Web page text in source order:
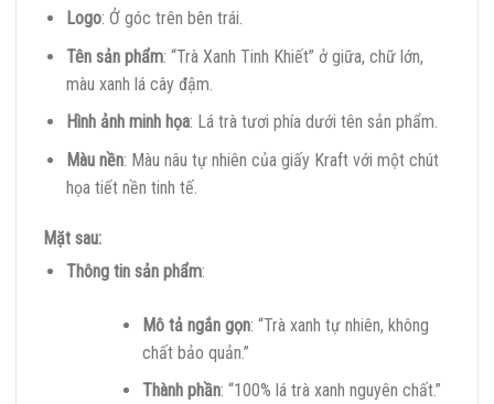
Logo: Ở góc trên bên trái.
Tên sản phẩm: “Trà Xanh Tinh Khiết” ở giữa, chữ lớn,
màu xanh lá cây đậm.
Hình ảnh minh họa: Lá trà tươi phía dưới tên sản phẩm.
Màu nền: Màu nâu tự nhiên của giấy Kraft với một chút
họa tiết nền tinh tế.
Mặt sau:
Thông tin sản phẩm:
Mô tả ngắn gọn: “Trà xanh tự nhiên, không
chất bảo quản.”
Thành phần: “100% lá trà xanh nguyên chất.”